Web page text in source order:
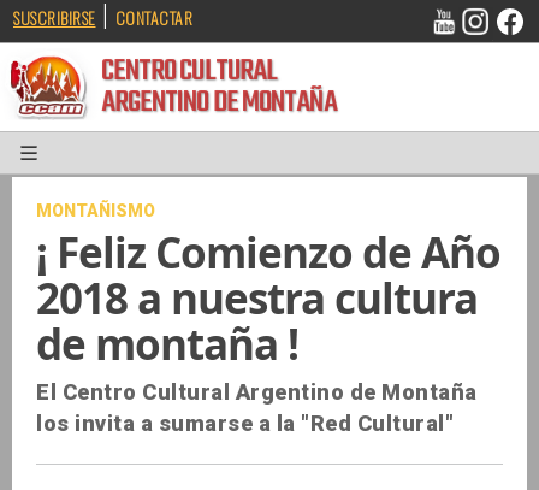
SUSCRIBIRSE | CONTACTAR
CENTRO CULTURAL
ARGENTINO DE MONTAÑA
MONTAÑISMO
¡ Feliz Comienzo de Año
2018 a nuestra cultura
de montaña !
El Centro Cultural Argentino de Montaña
los invita a sumarse a la "Red Cultural"